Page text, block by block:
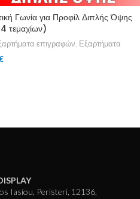
Γωνία για Προφίλ Διπλής Όψης
τεμαχίων)
επιγραφών, Εξαρτήματα
Iasiou, Peristeri, 12136,